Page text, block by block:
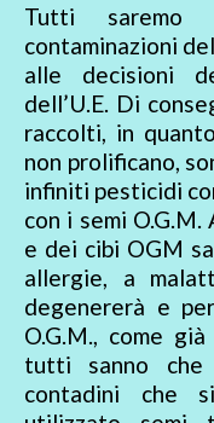
Tutti saremo
contaminazioni
alle decisioni
dell’U.E. Di
raccolti, in
non prolificano,
infiniti pesticidi
con i semi
e dei cibi OGM
allergie, a
degenererà e
O.G.M., come
tutti sanno
contadini che